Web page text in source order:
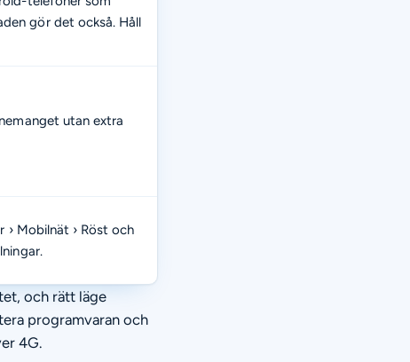
gör det också. Håll
utan extra
Mobilnät › Röst och
och rätt läge
programvaran och
4G.